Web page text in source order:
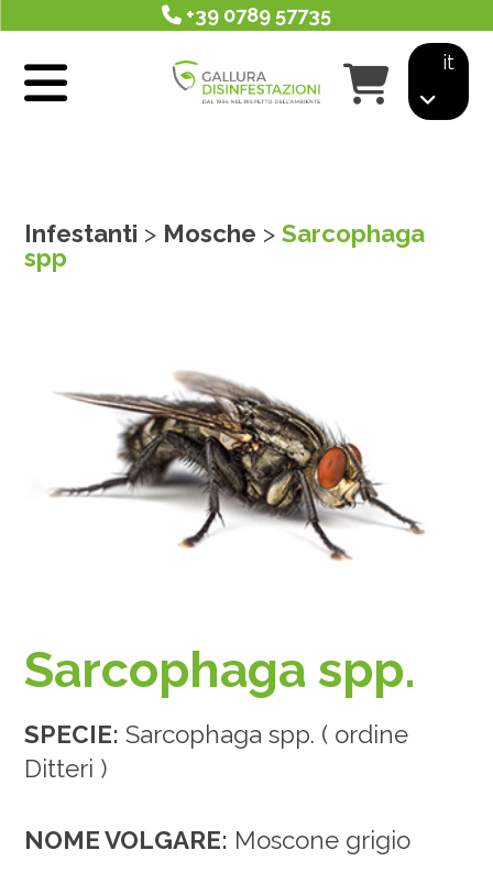
+39 0789 57735
it
Infestanti > Mosche >Sarcophaga
spp
Sarcophaga spp.
SPECIE: Sarcophaga spp. ( ordine
Ditteri )
NOME VOLGARE: Moscone grigio